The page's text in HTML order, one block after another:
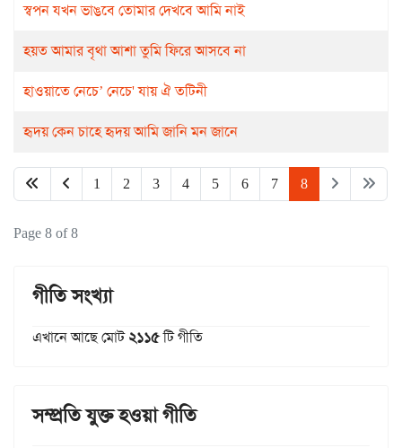
স্বপন যখন ভাঙবে তোমার দেখবে আমি নাই
হয়ত আমার বৃথা আশা তুমি ফিরে আসবে না
হাওয়াতে নেচে’ নেচে' যায় ঐ তটিনী
হৃদয় কেন চাহে হৃদয় আমি জানি মন জানে
1 2 3 4 5 6 7 8
Page 8 of 8
গীতি সংখ্যা
এখানে আছে মোট২১১৫টি গীতি
সম্প্রতি যুক্ত হওয়া গীতি